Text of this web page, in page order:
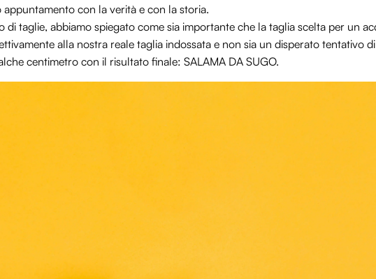
con la verità e con la storia.
di taglie, abbiamo spiegato come sia importante che la taglia scelta per un
alla nostra reale taglia indossata e non sia un disperato tentativo di
centimetro con il risultato finale: SALAMA DA SUGO.